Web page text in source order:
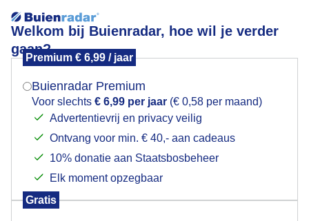
Welkom bij Buienradar, hoe wil je verder
gaan?
Premium € 6,99 / jaar
Buienradar Premium
Voor slechts € 6,99 per jaar (€ 0,58 per maand)
Advertentievrij en privacy veilig
Ontvang voor min. € 40,- aan cadeaus
10% donatie aan Staatsbosbeheer
Elk moment opzegbaar
Gratis
Voor de bui kleurde de lucht behoorlijk oranje
Mogen we je locatie gebruiken voor het
Indien je hier nog geen akkoord op hebt gegeven,
verschijnt er zo een pop-up uit je browser waarin
Is goed, toon de popup